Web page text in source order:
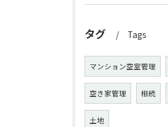
タグ Tags
マンション空室管理
空き家管理 相続
土地